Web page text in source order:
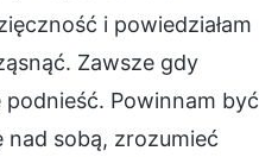
i powiedziałam
Zawsze gdy
podnieść. Powinnam być
sobą, zrozumieć